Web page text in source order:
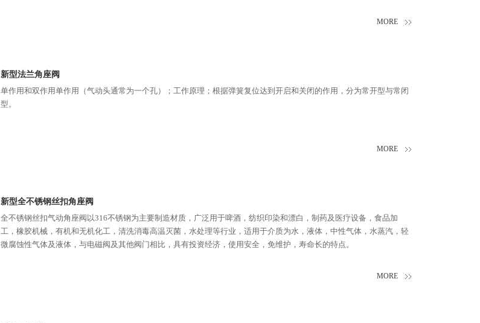
MORE
新型法兰角座阀
单作用和双作用单作用（气动头通常为一个孔）；工作原理；根据弹簧复位达到开启和关闭的作用，分为常开型与常闭
型。
MORE
新型全不锈钢丝扣角座阀
全不锈钢丝扣气动角座阀以316不锈钢为主要制造材质，广泛用于啤酒，纺织印染和漂白，制药及医疗设备，食品加
工，橡胶机械，有机和无机化工，清洗消毒高温灭菌，水处理等行业，适用于介质为水，液体，中性气体，水蒸汽，轻
微腐蚀性气体及液体，与电磁阀及其他阀门相比，具有投资经济，使用安全，免维护，寿命长的特点。
MORE